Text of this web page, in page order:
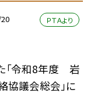
ＰＴＡより
「令和8年度 岩
議会総会」に